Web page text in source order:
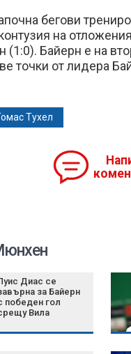
бегови
на
(1:0). Байерн е на
точки от лидера
Тухел
Диас се
за Байерн
победен гол
Вила